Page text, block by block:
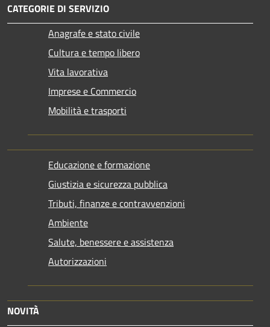
CATEGORIE DI SERVIZIO
Anagrafe e stato civile
Cultura e tempo libero
Vita lavorativa
Imprese e Commercio
Mobilità e trasporti
Educazione e formazione
Giustizia e sicurezza pubblica
Tributi, finanze e contravvenzioni
Ambiente
Salute, benessere e assistenza
Autorizzazioni
NOVITÀ